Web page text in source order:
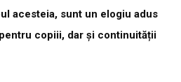
acesteia, sunt un elogiu adus
copiii, dar și continuității